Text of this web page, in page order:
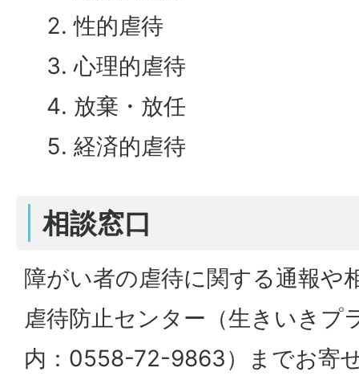
性的虐待
心理的虐待
放棄・放任
経済的虐待
相談窓口
障がい者の虐待に関する通報や
虐待防止センター（生きいきプ
内：0558-72-9863）までお寄